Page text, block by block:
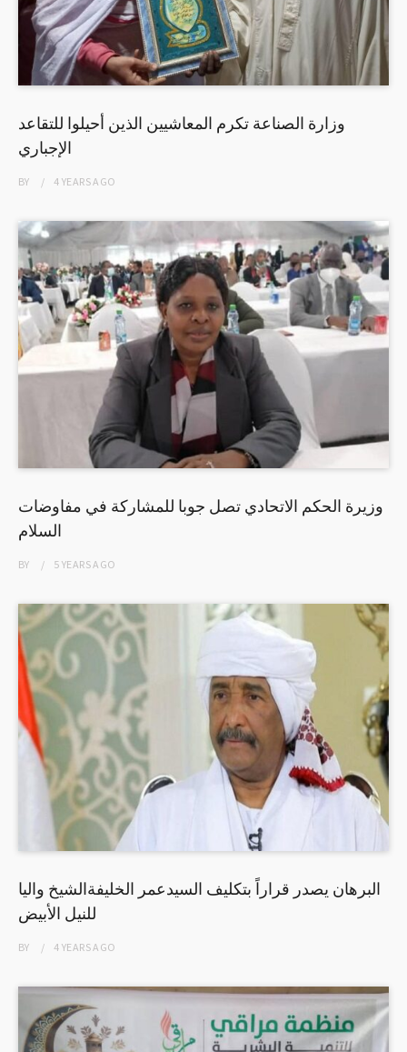
وزارة الصناعة تكرم المعاشيين الذين أحيلوا للتقاعد
الإجباري
BY 4 YEARSAGO
وزيرة الحكم الاتحادي تصل جوبا للمشاركة في مفاوضات
السلام
BY 5 YEARSAGO
البرهان يصدر قراراً بتكليف السيدعمر الخليفةالشيخ واليا
للنيل الأبيض
BY 4 YEARSAGO